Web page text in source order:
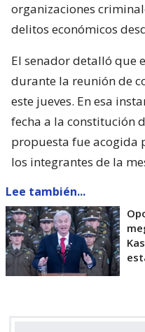
organizaciones
delitos económicos
El senador detalló que
durante la reunión de
este jueves. En esa
fecha a la constitución
propuesta fue acogida
los integrantes de la
Lee también...